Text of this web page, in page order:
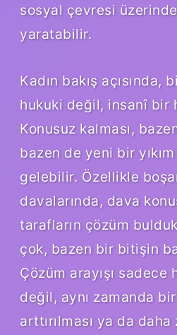
sosyal çevresi
yaratabilir.
Kadın bakış açısında,
hukuki değil, insanî bir
Konusuz kalması,
bazen de yeni bir
gelebilir. Özellikle
davalarında, dava
tarafların çözüm
çok, bazen bir bitişin
Çözüm arayışı
değil, aynı zamanda
arttırılması ya da